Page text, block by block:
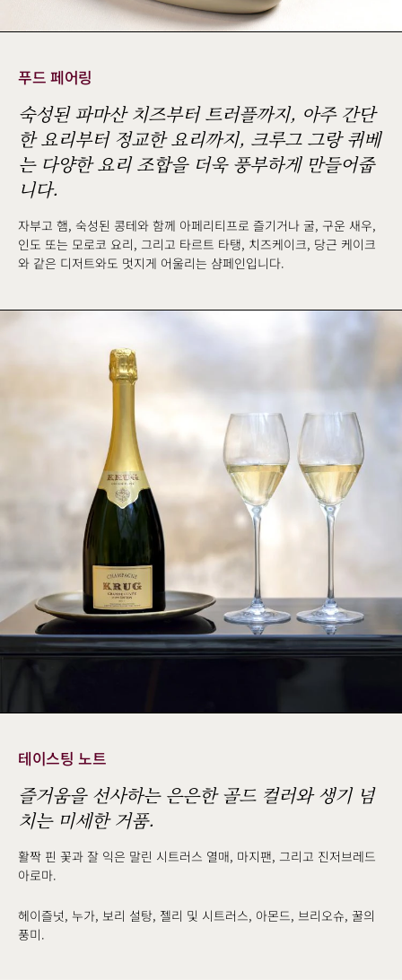
푸드 페어링
숙성된 파마산 치즈부터 트러플까지, 아주 간단
한 요리부터 정교한 요리까지, 크루그 그랑 퀴베
는 다양한 요리 조합을 더욱 풍부하게 만들어줍
니다.
자부고 햄, 숙성된 콩테와 함께 아페리티프로 즐기거나 굴, 구운 새우,
인도 또는 모로코 요리, 그리고 타르트 타탱, 치즈케이크, 당근 케이크
와 같은 디저트와도 멋지게 어울리는 샴페인입니다.
테이스팅 노트
즐거움을 선사하는 은은한 골드 컬러와 생기 넘
치는 미세한 거품.
활짝 핀 꽃과 잘 익은 말린 시트러스 열매, 마지팬, 그리고 진저브레드
아로마.
헤이즐넛, 누가, 보리 설탕, 젤리 및 시트러스, 아몬드, 브리오슈, 꿀의
풍미.